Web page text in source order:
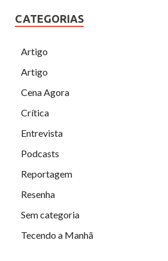
CATEGORIAS
Artigo
Artigo
Cena Agora
Crítica
Entrevista
Podcasts
Reportagem
Resenha
Sem categoria
Tecendo a Manhã